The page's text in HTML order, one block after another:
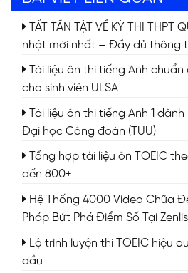
TẤT TẦN TẬT VỀ KỲ THI THPT
nhật mới nhất – Đầy đủ thông
Tài liệu ôn thi tiếng Anh
cho sinh viên ULSA
Tài liệu ôn thi tiếng Anh 1
Đại học Công đoàn (TUU)
Tổng hợp tài liệu ôn TOEIC
đến 800+
Hệ Thống 4000 Video Chữa
Pháp Bứt Phá Điểm Số Tại
Lộ trình luyện thi TOEIC hiệu
đầu